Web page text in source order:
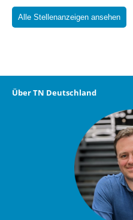
Alle Stellenanzeigen ansehen
Über TN Deutschland